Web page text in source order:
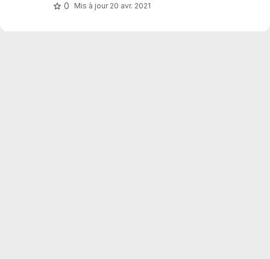
0 Mis à jour 20 avr. 2021